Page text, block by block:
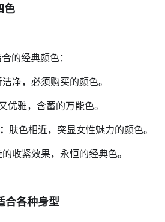
色
的经典颜色：
净，必须购买的颜色。
优雅，含蓄的万能色。
肤色相近，突显女性魅力的颜色。
收紧效果，永恒的经典色。
合各种身型